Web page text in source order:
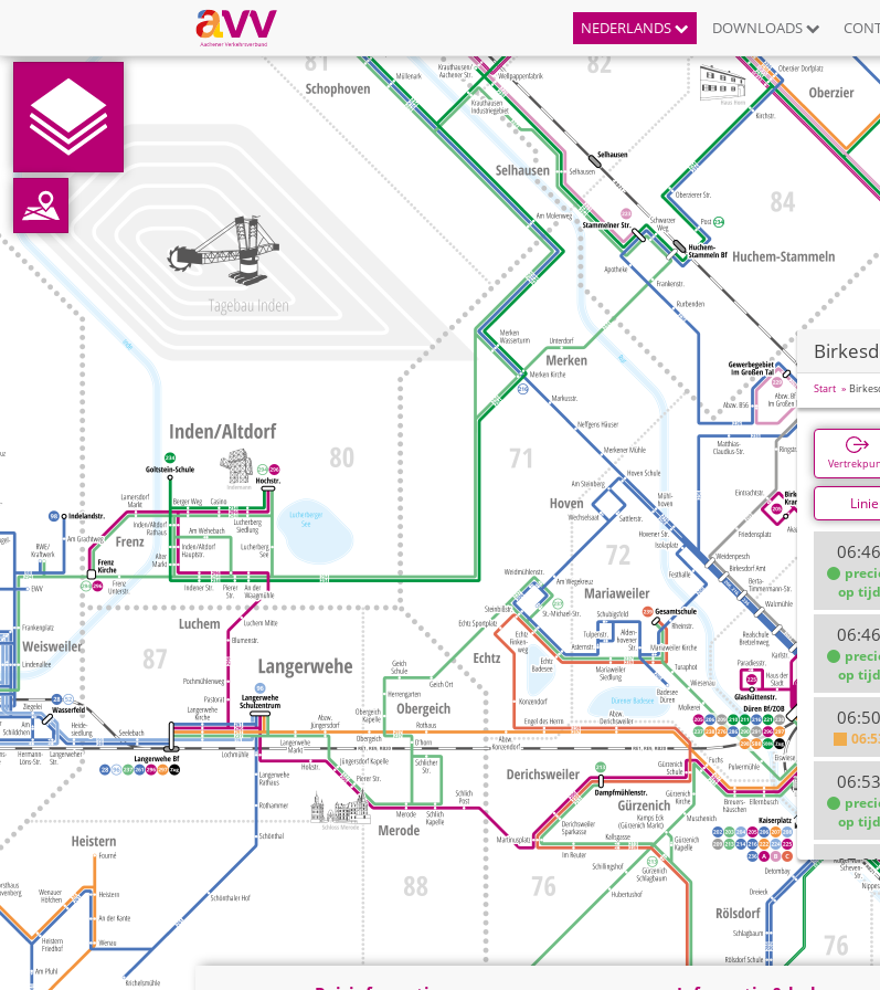
NEDERLANDS DOWNLOADS
Start
06:46
op tijd
06:46
op tijd
06:50
06:53
op tijd
07:01
op tijd
07:01